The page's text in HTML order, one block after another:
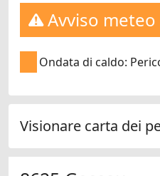
Avviso meteo
Ondata di caldo:
Visionare carta dei